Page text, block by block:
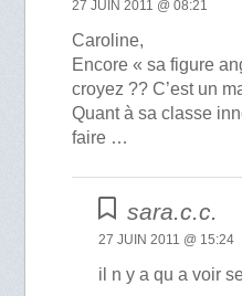
27 JUIN 2011 @ 08:21
Caroline,
Encore « sa figure
croyez ?? C’est un
Quant à sa classe
faire …
sara.c.c.
27 JUIN 2011 @ 15:24
il n y a qu a voir